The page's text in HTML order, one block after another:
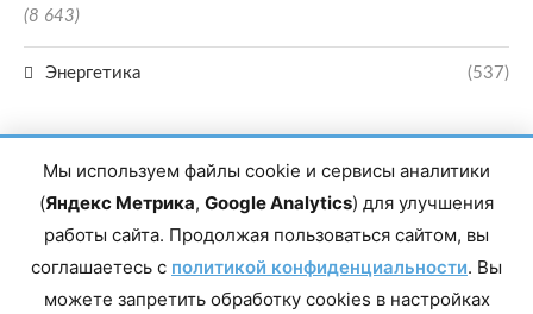
(8 643)
Энергетика (537)
Главный редактор сетевого издания Магомаев Тимур Нухович. Контакты
редакции: 8(988)-292-94-34 Почта: vestiskfo@gmail.com По вопросам
Дагестан, г. Махачкала, пр-т Насрутдинова, д. 1а. Все права защищены.
Мы используем файлы cookie и сервисы аналитики
(Яндекс Метрика, Google Analytics) для улучшения
работы сайта. Продолжая пользоваться сайтом, вы
соглашаетесь с политикой конфиденциальности. Вы
можете запретить обработку cookies в настройках